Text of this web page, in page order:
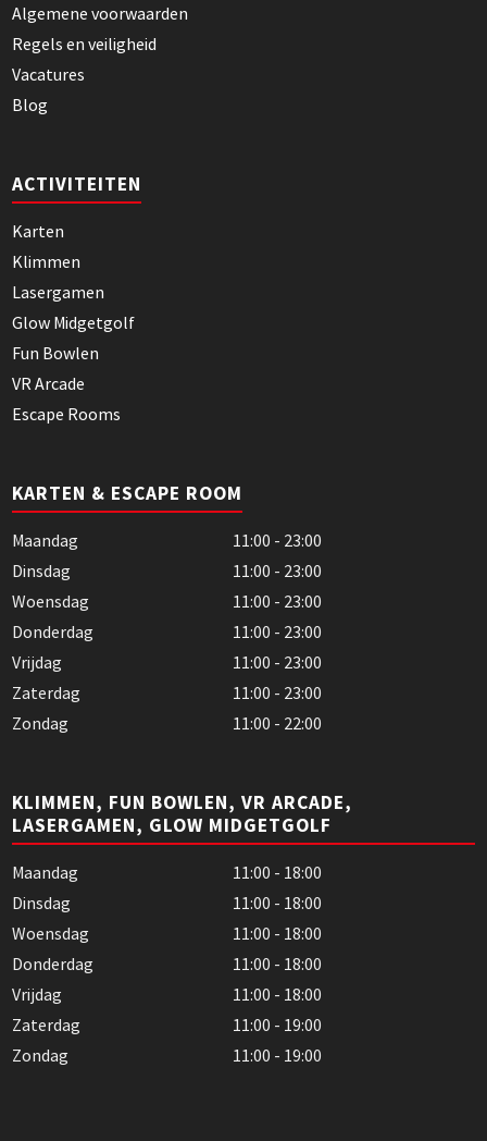
Algemene voorwaarden
Regels en veiligheid
Vacatures
Blog
ACTIVITEITEN
Karten
Klimmen
Lasergamen
Glow Midgetgolf
Fun Bowlen
VR Arcade
Escape Rooms
KARTEN & ESCAPE ROOM
Maandag
11:00 - 23:00
Dinsdag
11:00 - 23:00
Woensdag
11:00 - 23:00
Donderdag
11:00 - 23:00
Vrijdag
11:00 - 23:00
Zaterdag
11:00 - 23:00
Zondag
11:00 - 22:00
KLIMMEN, FUN BOWLEN, VR ARCADE,
LASERGAMEN, GLOW MIDGETGOLF
Maandag
11:00 - 18:00
Dinsdag
11:00 - 18:00
Woensdag
11:00 - 18:00
Donderdag
11:00 - 18:00
Vrijdag
11:00 - 18:00
Zaterdag
11:00 - 19:00
Zondag
11:00 - 19:00